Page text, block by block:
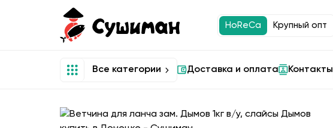
HoReCa Крупный опт
Все категории Доставка и оплата Контакты